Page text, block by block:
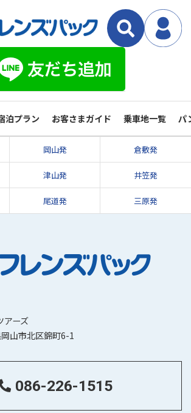
泊プラン お客さまガイド 乗車地一覧 パ
岡山発 倉敷発
津山発 井笠発
尾道発 三原発
アーズ
山市北区錦町6-1
086-226-1515